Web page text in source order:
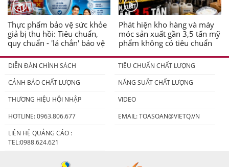
Thực phẩm bảo vệ sức khỏe
giả bị thu hồi: Tiêu chuẩn,
quy chuẩn - 'lá chắn' bảo vệ
Phát hiện kho hàng và máy
móc sản xuất gần 3,5 tấn mỹ
phẩm không có tiêu chuẩn
DIỄN ĐÀN CHÍNH SÁCH
TIÊU CHUẨN CHẤT LƯỢNG
CẢNH BÁO CHẤT LƯỢNG
NĂNG SUẤT CHẤT LƯỢNG
THƯƠNG HIỆU HỘI NHẬP
VIDEO
HOTLINE: 0963.806.677
EMAIL:TOASOAN@VIETQ.VN
LIÊN HỆ QUẢNG CÁO :
TEL:0988.624.621